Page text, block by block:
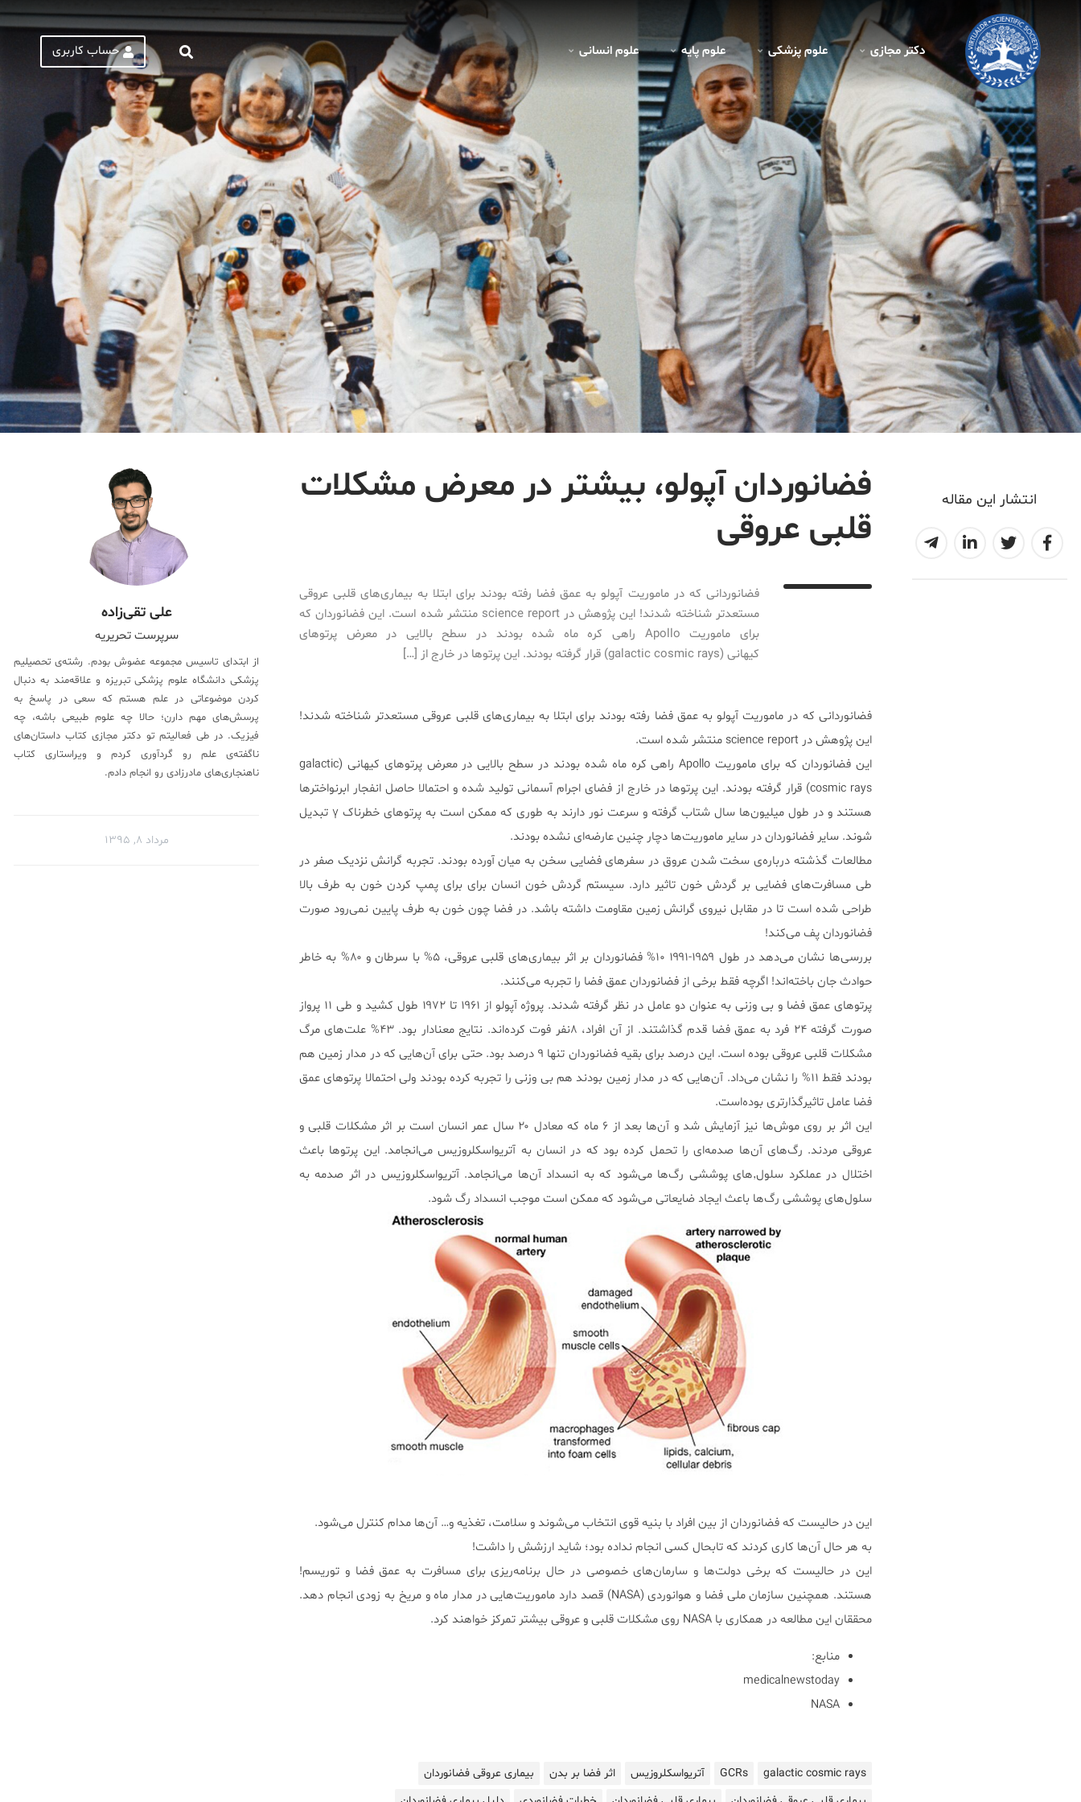
دکتر مجازی علوم پزشکی علوم پايه علوم انسانی حساب کاربری
انتشار این مقاله
فضانوردان آپولو، بیشتر در معرض مشکلات
قلبی عروقی
2016-07-29T17:52:17+04:30فضانوردانی که در ماموریت آپولو به عمق فضا رفته‌ بودند برای ابتلا به بیماری‌های قلبی عروقی
مستعد‌تر شناخته‌ شدند! این پژوهش در science report منتشر شده‌ است. این فضانوردان که
برای ماموریت Apollo راهی کره ماه شده‌ بودند در سطح بالایی در معرض پرتو‌های
کیهانی (galactic cosmic rays) قرار گرفته‌ بودند. این پرتو‌ها در خارج از […]
فضانوردانی که در ماموریت آپولو به عمق فضا رفته‌ بودند برای ابتلا به بیماری‌های قلبی عروقی مستعد‌تر شناخته‌ شدند!
این پژوهش در science report منتشر شده‌ است.
این فضانوردان که برای ماموریت Apollo راهی کره ماه شده‌ بودند در سطح بالایی در معرض پرتو‌های کیهانی (galactic
cosmic rays) قرار گرفته‌ بودند. این پرتو‌ها در خارج از فضای اجرام آسمانی تولید شده و احتمالا حاصل انفجار ابرنواختر‌ها
هستند و در طول میلیون‌ها سال شتاب گرفته و سرعت نور دارند به طوری که ممکن است به پرتو‌های خطرناک γ تبدیل
شوند. سایر فضانوردان در سایر ماموریت‌ها دچار چنین عارضه‌ای نشده‌ بودند.
مطالعات گذشته درباره‌ی سخت شدن عروق در سفر‌های فضایی سخن به میان آورده‌ بودند. تجربه گرانش نزدیک صفر در
طی مسافرت‌های فضایی بر گردش خون تاثیر دارد. سیستم گردش خون انسان برای برای پمپ کردن خون به طرف بالا
طراحی شده‌ است تا در مقابل نیروی گرانش زمین مقاومت داشته باشد. در فضا چون خون به طرف پایین نمی‌رود صورت
فضانوردان پف می‌کند!
بررسی‌ها نشان می‌دهد در طول ۱۹۵۹-۱۹۹۱ ۱۰% فضانوردان بر اثر بیماری‌های قلبی عروقی، ۵% با سرطان و ۸۰% به خاطر
حوادث جان باخته‌اند! اگرچه فقط برخی از فضانوردان عمق فضا را تجربه می‌کنند.
پرتو‌های عمق فضا و بی وزنی به عنوان دو عامل در نظر گرفته شدند. پروژه آپولو از ۱۹۶۱ تا ۱۹۷۲ طول کشید و طی ۱۱ پرواز
صورت گرفته ۲۴ فرد به عمق فضا قدم گذاشتند. از آن افراد، ۸نفر فوت کرده‌اند. نتایج معنادار بود. ۴۳% علت‌های مرگ
مشکلات قلبی عروقی بوده است. این درصد برای بقیه فضانوردان تنها ۹ درصد بود. حتی برای آن‌هایی که در مدار زمین هم
بودند فقط ۱۱% را نشان می‌داد. آن‌هایی که در مدار زمین بودند هم بی وزنی را تجربه کرده‌ بودند ولی احتمالا پرتو‌های عمق
فضا عامل تاثیرگذارتری بوده‌است.
این اثر بر روی موش‌ها نیز آزمایش شد و آن‌ها بعد از ۶ ماه که معادل ۲۰ سال عمر انسان است بر اثر مشکلات قلبی و
عروقی مردند. رگ‌های آن‌ها صدمه‌ای را تحمل کرده‌ بود که در انسان به آتریواسکلروزیس می‌انجامد. این پرتو‌ها باعث
اختلال در عملکرد سلول٬های پوششی رگ‌ها می‌شود که به انسداد آن‌ها می‌انجامد. آتریواسکلروزیس در اثر صدمه به
سلول‌های پوششی رگ‌ها باعث ایجاد ضایعاتی می‌شود که ممکن است موجب انسداد رگ شود.
این در حالیست که فضانوردان از بین افراد با بنیه قوی انتخاب می‌شوند و سلامت، تغذیه و… آن‌ها مدام کنترل می‌شود.
به هر حال آن‌ها کاری کردند که تابحال کسی انجام نداده‌ بود؛ شاید ارزشش را داشت!
این در حالیست که برخی دولت‌ها و سارمان‌های خصوصی در حال برنامه‌ریزی برای مسافرت به عمق فضا و توریسم!
هستند. همچنین سازمان ملی فضا و هوانوردی (NASA) قصد دارد ماموریت‌هایی در مدار ماه و مریخ به زودی انجام دهد.
محققان این مطالعه در همکاری با NASA روی مشکلات قلبی و عروقی بیشتر تمرکز خواهند کرد.
منابع:
medicalnewstoday
NASA
galactic cosmic rays
GCRs آتریواسکلروزیس اثر فضا بر بدن
بیماری عروقی فضانوردان
علی تقی‌زاده
سرپرست تحریریه
از ابتدای تاسیس مجموعه عضوش بودم. رشته‌ی تحصیلیم
پزشکی دانشگاه علوم پزشکی تبریزه و علاقه‌مند به دنبال
کردن موضوعاتی در علم هستم که سعی در پاسخ به
پرسش‌های مهم دارن؛ حالا چه علوم طبیعی باشه، چه
فیزیک. در طی فعالیتم تو دکتر مجازی کتاب داستان‌های
ناگفته‌ی علم رو گردآوری کردم‌ و ویراستاری کتاب
ناهنجاری‌های مادرزادی رو انجام دادم.
مرداد ۸, ۱۳۹۵